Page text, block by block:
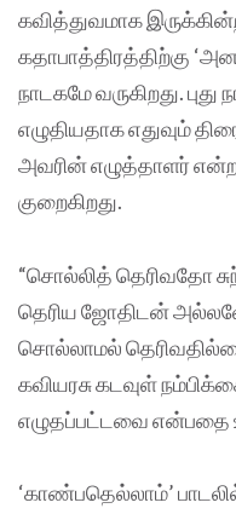
கவித்துவமாக
கதாபாத்திரத்திற்கு
நாடகமே வருகிறது.
எழுதியதாக எதுவும்
அவரின் எழுத்தாளர்
குறைகிறது.
“சொல்லித் தெரிவதோ
தெரிய ஜோதிடன்
சொல்லாமல்
கவியரசு கடவுள்
எழுதப்பட்டவை என்பதை
‘காண்பதெல்லாம்’